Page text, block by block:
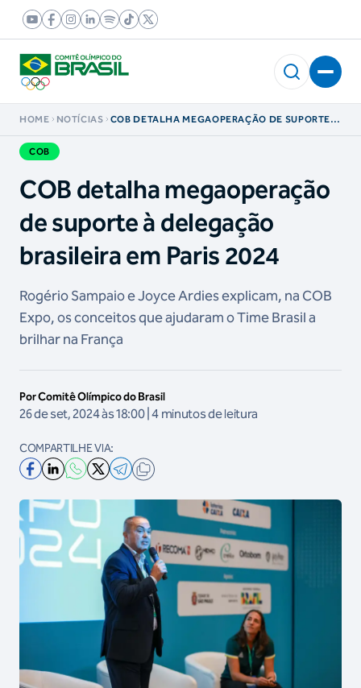
HOME NOTÍCIAS
COB DETALHA MEGAOPERAÇÃO DE SUPORTE À
COB
COB detalha megaoperação
de suporte à delegação
brasileira em Paris 2024
Rogério Sampaio e Joyce Ardies explicam, na COB
Expo, os conceitos que ajudaram o Time Brasil a
brilhar na França
Por Comitê Olímpico do Brasil
26 de set, 2024 às 18:00 | 4 minutos de leitura
COMPARTILHE VIA: